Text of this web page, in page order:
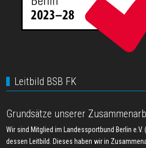
Leitbild BSB FK
Grundsätze unserer
Wir sind Mitglied im Landessportbund Berlin e.V.
dessen Leitbild. Dieses haben wir in